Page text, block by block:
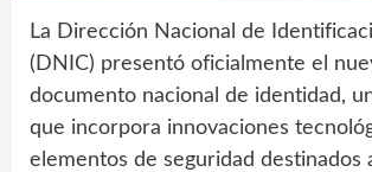
La Dirección Nacional de
(DNIC) presentó oficialmente el
documento nacional de identidad,
que incorpora innovaciones
elementos de seguridad destinados